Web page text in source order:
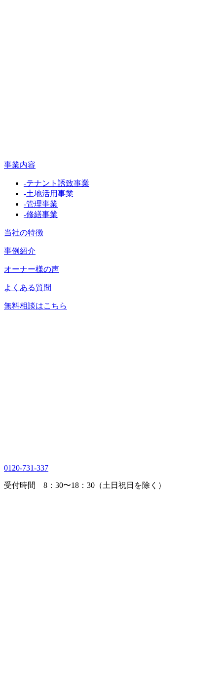
事業内容
-テナント誘致事業
-土地活用事業
-管理事業
-修繕事業
当社の特徴
事例紹介
オーナー様の声
よくある質問
無料相談はこちら
0120-731-337
受付時間 8：30〜18：30（土日祝日を除く）